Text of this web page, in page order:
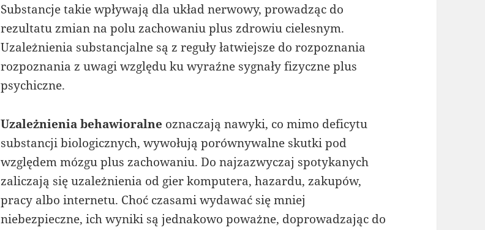
Substancje takie wpływają dla układ nerwowy, prowadząc do
rezultatu zmian na polu zachowaniu plus zdrowiu cielesnym.
Uzależnienia substancjalne są z reguły łatwiejsze do rozpoznania
rozpoznania z uwagi względu ku wyraźne sygnały fizyczne plus
psychiczne.
Uzależnienia behawioralne oznaczają nawyki, co mimo deficytu
substancji biologicznych, wywołują porównywalne skutki pod
względem mózgu plus zachowaniu. Do najzazwyczaj spotykanych
zaliczają się uzależnienia od gier komputera, hazardu, zakupów,
pracy albo internetu. Choć czasami wydawać się mniej
niebezpieczne, ich wyniki są jednakowo poważne, doprowadzając do